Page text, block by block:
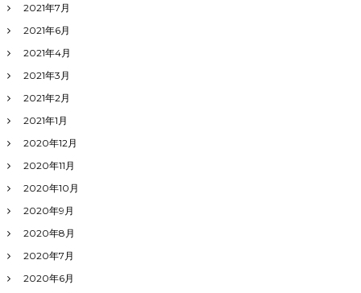
2021年7月
2021年6月
2021年4月
2021年3月
2021年2月
2021年1月
2020年12月
2020年11月
2020年10月
2020年9月
2020年8月
2020年7月
2020年6月